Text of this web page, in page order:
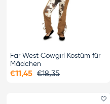
Far West Cowgirl Kostüm für
Mädchen
€11,45 €18,35